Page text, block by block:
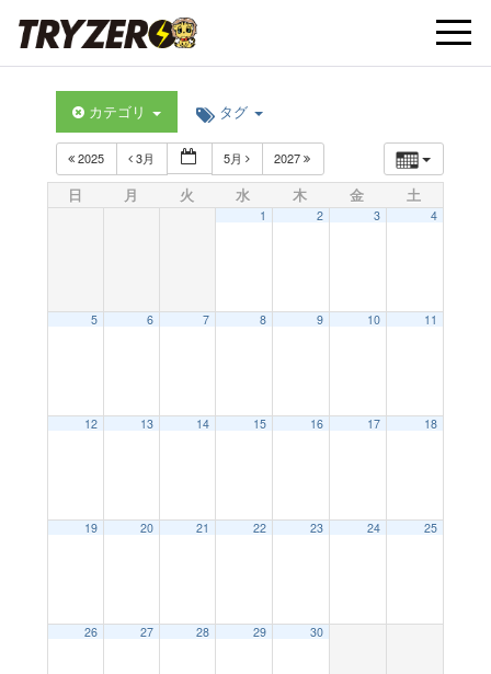
t
カテゴリ タグ
2025 3月 5月 2027
日 月 火 水 木 金 土
1 2 3 4
5 6 7 8 9 10 11
12 13 14 15 16 17 18
19 20 21 22 23 24 25
26 27 28 29 30